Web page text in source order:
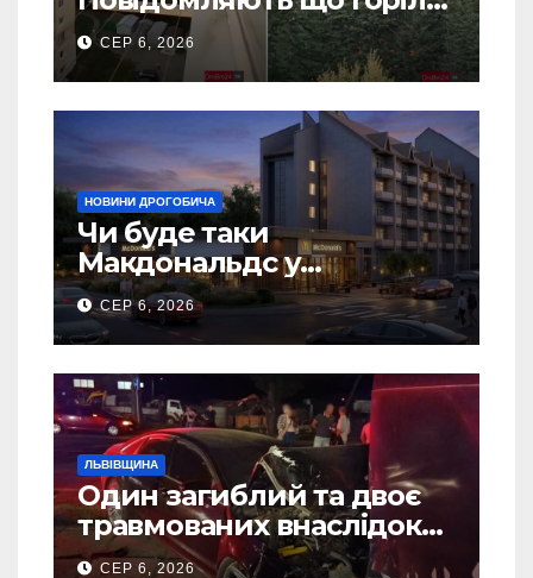
5 гаражів (Відео)
СЕР 6, 2026
НОВИНИ ДРОГОБИЧА
Чи буде таки
Макдональдс у
Дрогобичі? (Фото)
СЕР 6, 2026
ЛЬВІВЩИНА
Один загиблий та двоє
травмованих внаслідок
ДТП на Самбірщині
СЕР 6, 2026